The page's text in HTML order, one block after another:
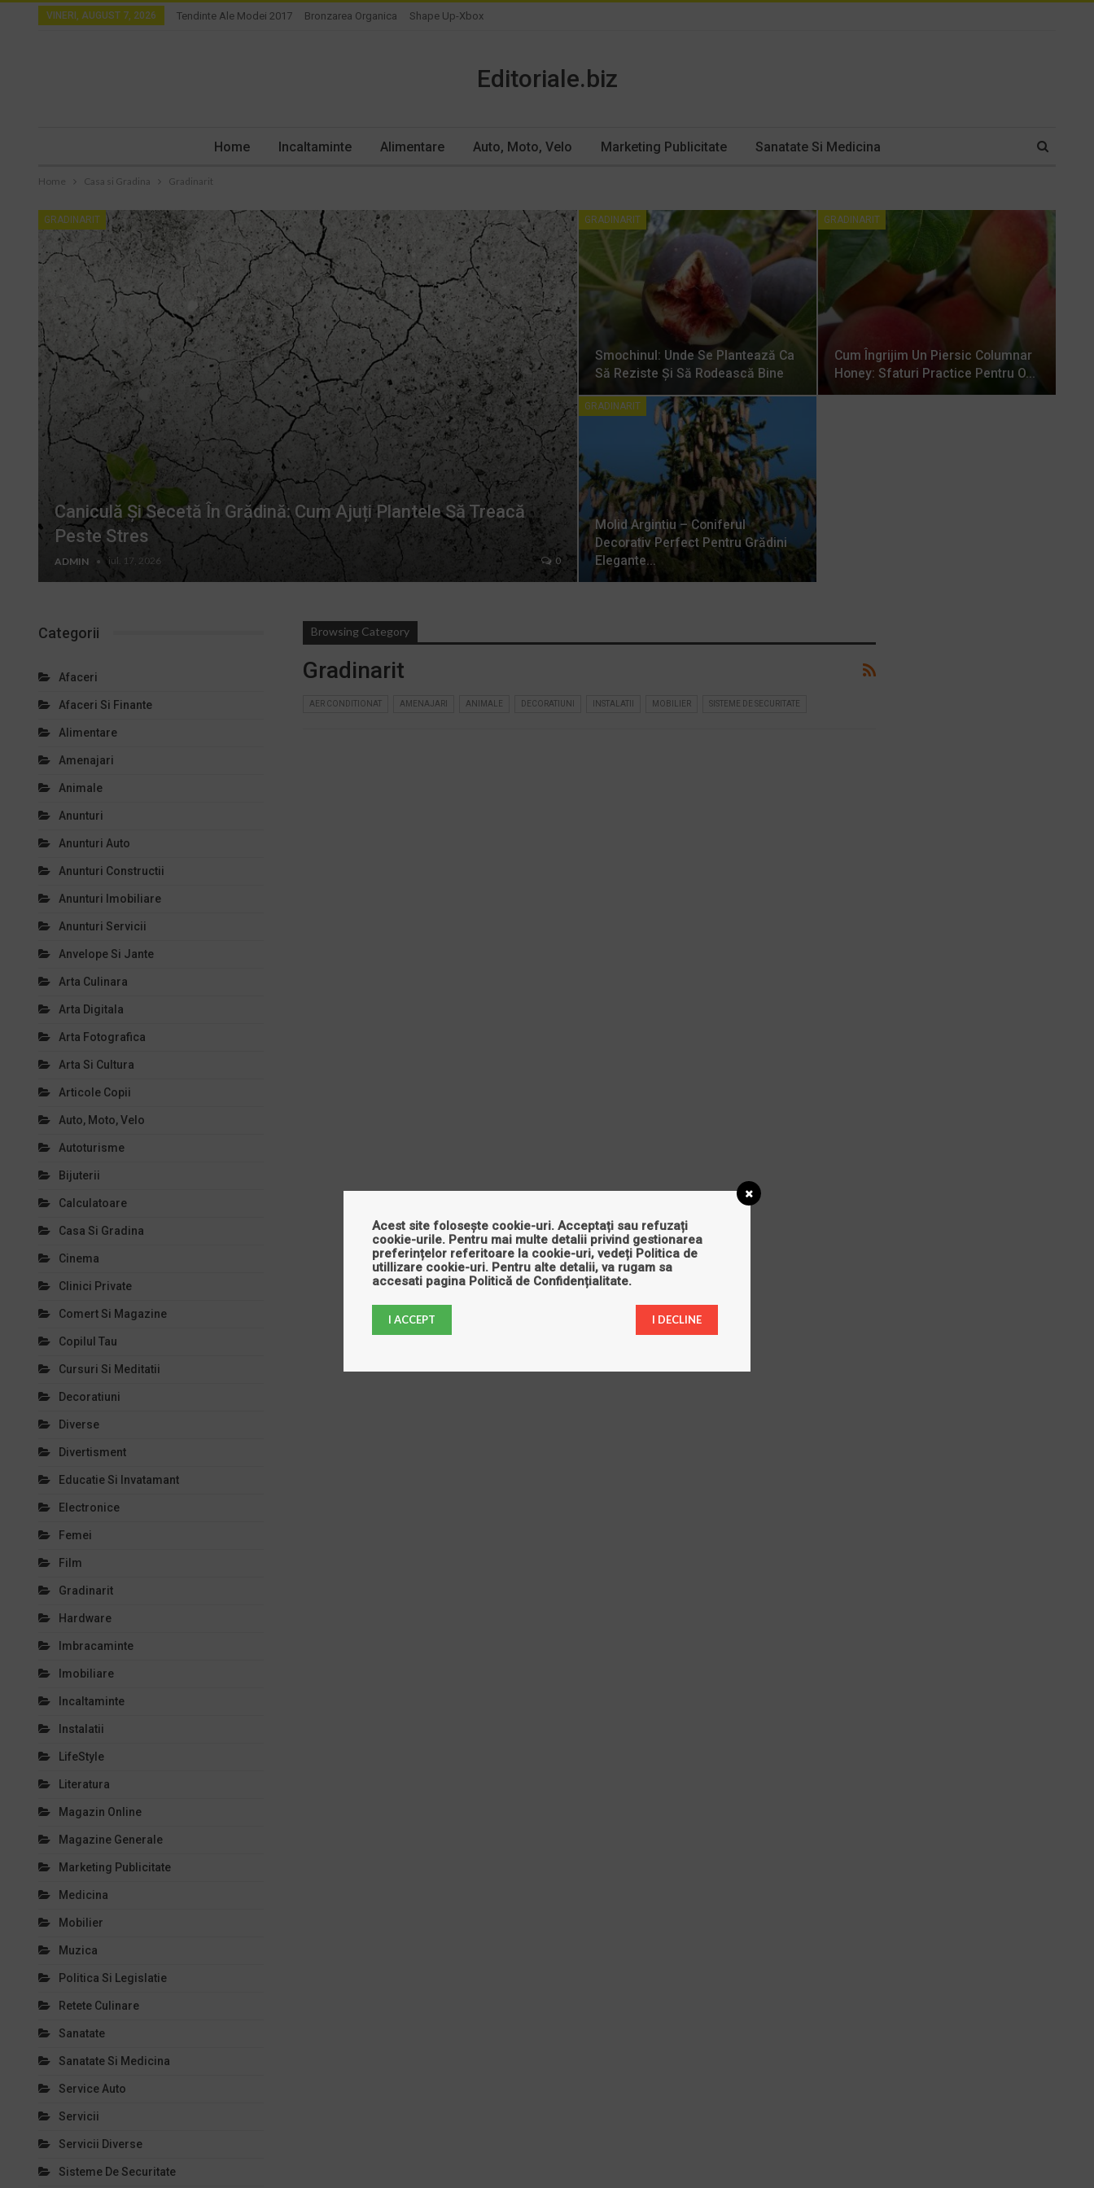
VINERI, AUGUST 7, 2026 Tendinte Ale Modei 2017 Bronzarea Organica Shape Up-Xbox
Editoriale.biz
Home Incaltaminte Alimentare Auto, Moto, Velo Marketing Publicitate Sanatate Si Medicina
Home Casa si Gradina Gradinarit
GRADINARIT
Caniculă Și Secetă În Grădină: Cum Ajuți Plantele Să Treacă
Peste Stres
ADMIN iul. 17, 2026 0
GRADINARIT
Smochinul: Unde Se Plantează Ca
Să Reziste Și Să Rodească Bine
GRADINARIT
Cum Îngrijim Un Piersic Columnar
Honey: Sfaturi Practice Pentru O…
GRADINARIT
Molid Argintiu – Coniferul
Decorativ Perfect Pentru Grădini
Elegante…
Browsing Category
Gradinarit
AER CONDITIONAT AMENAJARI ANIMALE DECORATIUNI INSTALATII MOBILIER SISTEME DE SECURITATE
Categorii
Afaceri
Afaceri Si Finante
Alimentare
Amenajari
Animale
Anunturi
Anunturi Auto
Anunturi Constructii
Anunturi Imobiliare
Anunturi Servicii
Anvelope Si Jante
Arta Culinara
Arta Digitala
Arta Fotografica
Arta Si Cultura
Articole Copii
Auto, Moto, Velo
Autoturisme
Bijuterii
Calculatoare
Casa Si Gradina
Cinema
Clinici Private
Comert Si Magazine
Copilul Tau
Cursuri Si Meditatii
Decoratiuni
Diverse
Divertisment
Educatie Si Invatamant
Electronice
Femei
Film
Gradinarit
Hardware
Imbracaminte
Imobiliare
Incaltaminte
Instalatii
LifeStyle
Literatura
Magazin Online
Magazine Generale
Marketing Publicitate
Medicina
Mobilier
Muzica
Politica Si Legislatie
Retete Culinare
Sanatate
Sanatate Si Medicina
Service Auto
Servicii
Servicii Diverse
Sisteme De Securitate
Acest site folosește cookie-uri. Acceptați sau refuzați
cookie-urile. Pentru mai multe detalii privind gestionarea
preferințelor referitoare la cookie-uri, vedeți Politica de
utillizare cookie-uri. Pentru alte detalii, va rugam sa
accesati pagina Politică de Confidențialitate.
I ACCEPT I DECLINE